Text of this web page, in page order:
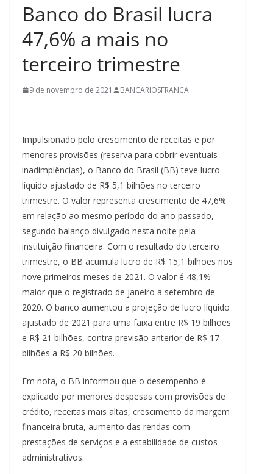
Banco do Brasil lucra
47,6% a mais no
terceiro trimestre
9 de novembro de 2021 BANCARIOSFRANCA
Impulsionado pelo crescimento de receitas e por
menores provisões (reserva para cobrir eventuais
inadimplências), o Banco do Brasil (BB) teve lucro
líquido ajustado de R$ 5,1 bilhões no terceiro
trimestre. O valor representa crescimento de 47,6%
em relação ao mesmo período do ano passado,
segundo balanço divulgado nesta noite pela
instituição financeira. Com o resultado do terceiro
trimestre, o BB acumula lucro de R$ 15,1 bilhões nos
nove primeiros meses de 2021. O valor é 48,1%
maior que o registrado de janeiro a setembro de
2020. O banco aumentou a projeção de lucro líquido
ajustado de 2021 para uma faixa entre R$ 19 bilhões
e R$ 21 bilhões, contra previsão anterior de R$ 17
bilhões a R$ 20 bilhões.
Em nota, o BB informou que o desempenho é
explicado por menores despesas com provisões de
crédito, receitas mais altas, crescimento da margem
financeira bruta, aumento das rendas com
prestações de serviços e a estabilidade de custos
administrativos.